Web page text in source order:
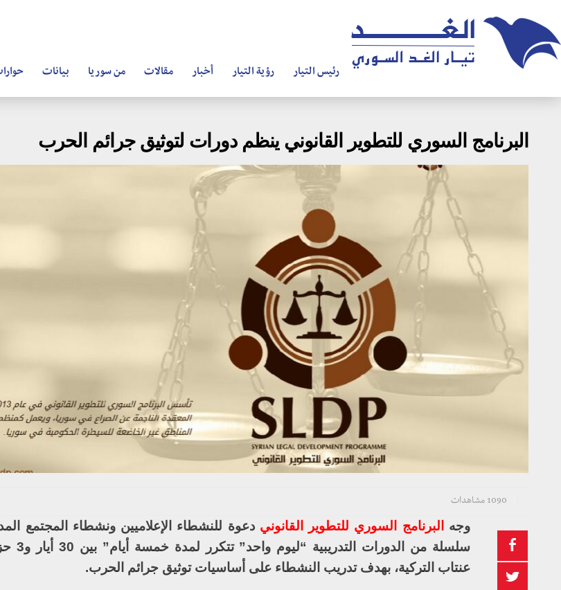
رئيس التيار رؤية التيار أخبار مقالات من سوريا بيانات
البرنامج السوري للتطوير القانوني ينظم دورات لتوثيق جرائم الحرب
1090 مشاهدات
وجه البرنامج السوري للتطوير القانوني دعوة للنشطاء الإعلاميين ونشطاء المجتمع
سلسلة من
عنتاب التركية، بهدف تدريب النشطاء على أساسيات توثيق جرائم الحرب.